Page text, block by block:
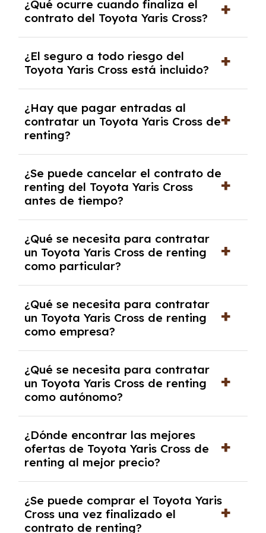
contrato y puede variar entre 10,000 y
30,000 km anuales. Si excedes ese límite,
puede haber un cargo adicional.
¿Qué ocurre cuando finaliza el
contrato del Toyota Yaris Cross?
coche, renovarlo por uno nuevo o, en algunos
casos, comprarlo a un precio previamente
acordado.
¿El seguro a todo riesgo del
Toyota Yaris Cross está incluido?
Yaris Cross con el seguro a todo riesgo sin
franquicia incluido dentro de las cuotas
mensuales.
¿Hay que pagar entradas al
contratar un Toyota Yaris Cross de
renting?
tendrás que pagar ningún tipo de entrada
salvo en casos que lo exija el proveedor
debido al resultado del estudio de viabilidad
económica.
¿Se puede cancelar el contrato de
renting del Toyota Yaris Cross
antes de tiempo?
pero puede haber penalizaciones por
cancelación anticipada. Es importante revisar
las condiciones del contrato y hablar con un
experto que te asesore.
¿Qué se necesita para contratar
un Toyota Yaris Cross de renting
como particular?
y, en algunos casos, una consulta de solvencia
crediticia y un pago inicial.
¿Qué se necesita para contratar
un Toyota Yaris Cross de renting
como empresa?
documentación financiera y, en algunos
casos, un informe de solvencia de la empresa
y un pago inicial.
¿Qué se necesita para contratar
un Toyota Yaris Cross de renting
como autónomo?
autónomos, justificante de ingresos y, en
algunos casos, un informe fiscal y un pago
inicial.
¿Dónde encontrar las mejores
ofertas de Toyota Yaris Cross de
renting al mejor precio?
mejores ofertas de vehículos de renting con
todos los gastos incluidos y sin pagar
¿Se puede comprar el Toyota Yaris
Cross una vez finalizado el
contrato de renting?